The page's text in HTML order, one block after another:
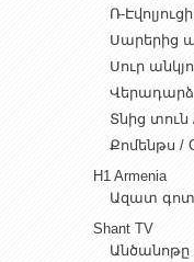
Ռ-
Սարերից
Սուր
Վերադարձ
Տնից տուն
Քոմենթս /
H1 Armenia
Ազատ
Shant TV
Անծանոթը